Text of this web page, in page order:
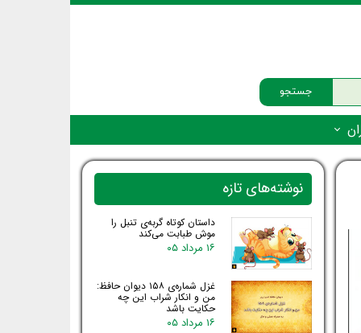
جستجو
- پستانداران
- پرندگان
- خزندگان
- دوزیستان
- ماهیان
- فهرست‌ها
داستان کوتاه گربه‌ی تنبل را
موش طبابت می‌کند
۱۶ مرداد ۰۵
غزل شماره‌ی ۱۵۸ دیوان حافظ:
من و انکار شراب این چه
حکایت باشد
۱۶ مرداد ۰۵
نوشته‌های تازه